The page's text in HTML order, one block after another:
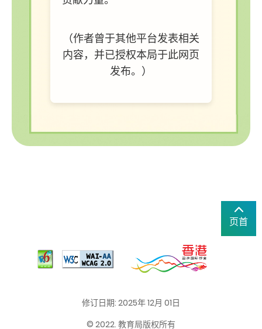
（作者曾于其他平台发表相关
内容，并已授权本局于此网页
发布。）
页首
修订日期: 2025年 12月 01日
© 2022. 教育局版权所有